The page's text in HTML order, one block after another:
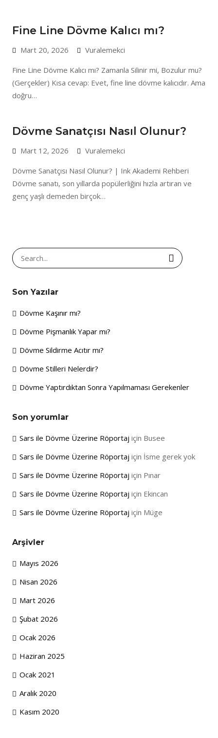
Fine Line Dövme Kalıcı mı?
Mart 20, 2026 Vuralemekci
Fine Line Dövme Kalıcı mı? Zamanla Silinir mi, Bozulur mu?
(Gerçekler) Kısa cevap: Evet, fine line dövme kalıcıdır. Ama
doğru…
Dövme Sanatçısı Nasıl Olunur?
Mart 12, 2026 Vuralemekci
Dövme Sanatçısı Nasıl Olunur? | Ink Akademi Rehberi
Dövme sanatı, son yıllarda popülerliğini hızla artıran ve
genç yaşlı demeden birçok…
Search
for:
Son Yazılar
Dövme Kaşınır mı?
Dövme Pişmanlık Yapar mı?
Dövme Sildirme Acıtır mı?
Dövme Stilleri Nelerdir?
Dövme Yaptırdıktan Sonra Yapılmaması Gerekenler
Son yorumlar
Sars ile Dövme Üzerine Röportaj için Busee
Sars ile Dövme Üzerine Röportaj için İsme gerek yok
Sars ile Dövme Üzerine Röportaj için Pınar
Sars ile Dövme Üzerine Röportaj için Ekincan
Sars ile Dövme Üzerine Röportaj için Müge
Arşivler
Mayıs 2026
Nisan 2026
Mart 2026
Şubat 2026
Ocak 2026
Haziran 2025
Ocak 2021
Aralık 2020
Kasım 2020